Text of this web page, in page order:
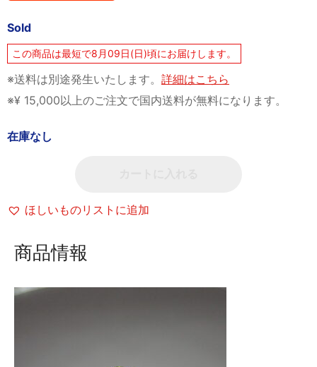
Sold
この商品は最短で8月09日(日)頃にお届けします。
※送料は別途発生いたします。 詳細はこちら
※¥ 15,000以上のご注文で国内送料が無料になります。
在庫なし
ほしいものリストに追加
商品情報